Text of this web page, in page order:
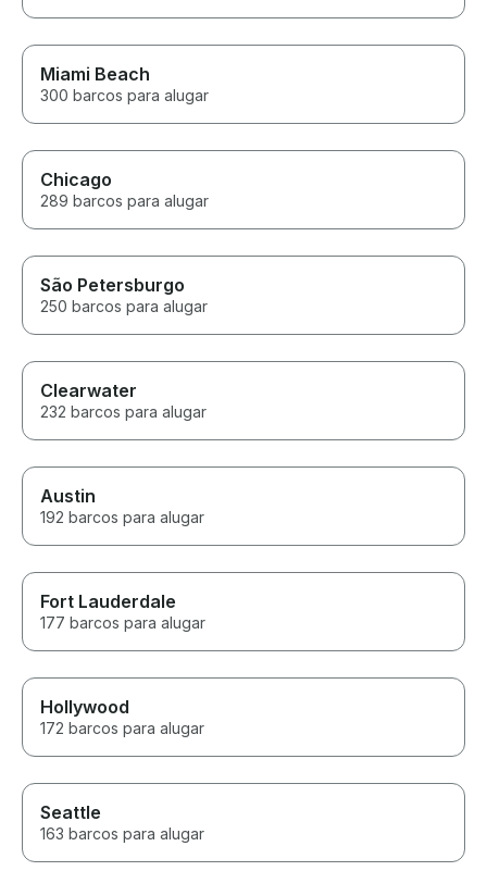
Miami Beach
300 barcos para alugar
Chicago
289 barcos para alugar
São Petersburgo
250 barcos para alugar
Clearwater
232 barcos para alugar
Austin
192 barcos para alugar
Fort Lauderdale
177 barcos para alugar
Hollywood
172 barcos para alugar
Seattle
163 barcos para alugar